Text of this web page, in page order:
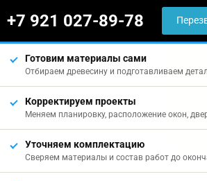
+7 921 027-89-78
Готовим материалы сами
Отбираем древесину и подготавливаем
Корректируем проекты
Меняем планировку, расположение окон,
Уточняем комплектацию
Сверяем материалы и состав работ до